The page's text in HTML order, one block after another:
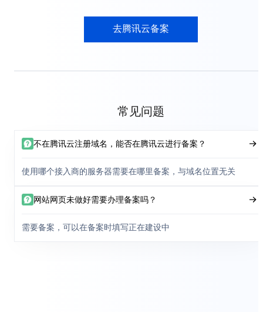
去腾讯云备案
常见问题
不在腾讯云注册域名，能否在腾讯云进行备案？
使用哪个接入商的服务器需要在哪里备案，与域名位置无关
网站网页未做好需要办理备案吗？
需要备案，可以在备案时填写正在建设中